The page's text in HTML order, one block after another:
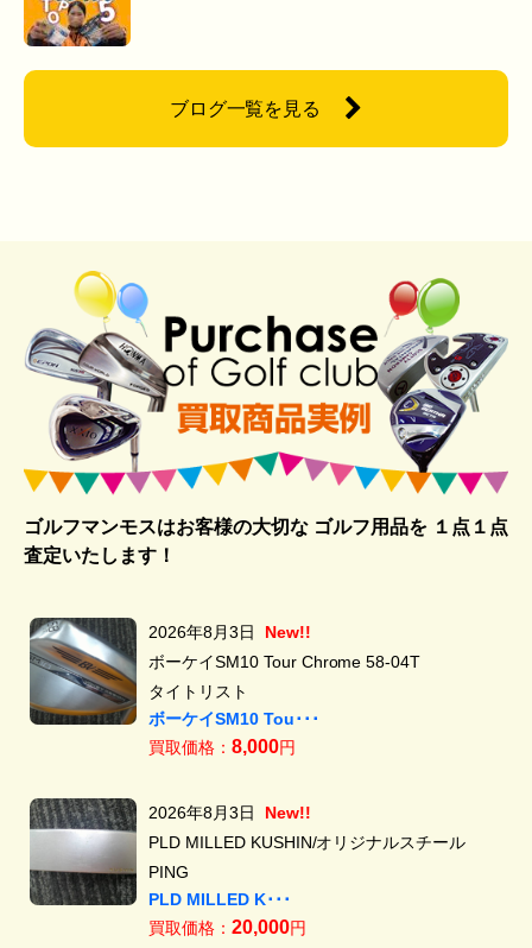
ブログ一覧を見る
ゴルフマンモスはお客様の大切な ゴルフ用品を１点１点
査定いたします！
2026年8月3日
New!!
ボーケイSM10 Tour Chrome 58-04T
タイトリスト
ボーケイSM10 Tou･･･
買取価格： 8,000円
2026年8月3日
New!!
PLD MILLED KUSHIN/オリジナルスチール
PING
PLD MILLED K･･･
買取価格： 20,000円